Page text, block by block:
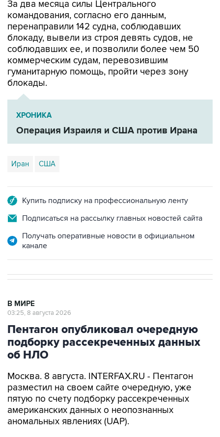
перенаправили 142 судна, соблюдавших
блокаду, вывели из строя девять судов, не
соблюдавших ее, и позволили более чем 50
коммерческим судам, перевозившим
гуманитарную помощь, пройти через зону
блокады.
ХРОНИКА
Операция Израиля и США против Ирана
Иран США
Подписаться на рассылку главных новостей сайта
Получать оперативные новости в официальном
Пентагон опубликовал очередную
подборку рассекреченных данных
об НЛО
Москва. 8 августа. INTERFAX.RU - Пентагон
пятую по счету подборку рассекреченных
американских данных о неопознанных
аномальных явлениях (UAP).
"Министерство войны публикует пятую часть